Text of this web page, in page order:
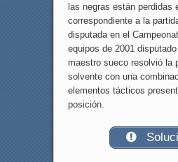
las negras están perdidas
correspondiente a la
disputada en el
equipos de 2001 disputado
maestro sueco resolvió la
solvente con una
elementos tácticos
posición.